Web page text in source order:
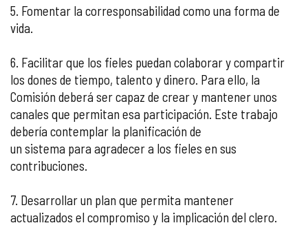
5. Fomentar la corresponsabilidad como una forma de
vida.
6. Facilitar que los fieles puedan colaborar y compartir
los dones de tiempo, talento y dinero. Para ello, la
Comisión deberá ser capaz de crear y mantener unos
canales que permitan esa participación. Este trabajo
debería contemplar la planificación de
un sistema para agradecer a los fieles en sus
contribuciones.
7. Desarrollar un plan que permita mantener
actualizados el compromiso y la implicación del clero.